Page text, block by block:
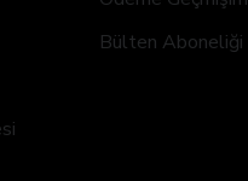
Bülten Aboneliği